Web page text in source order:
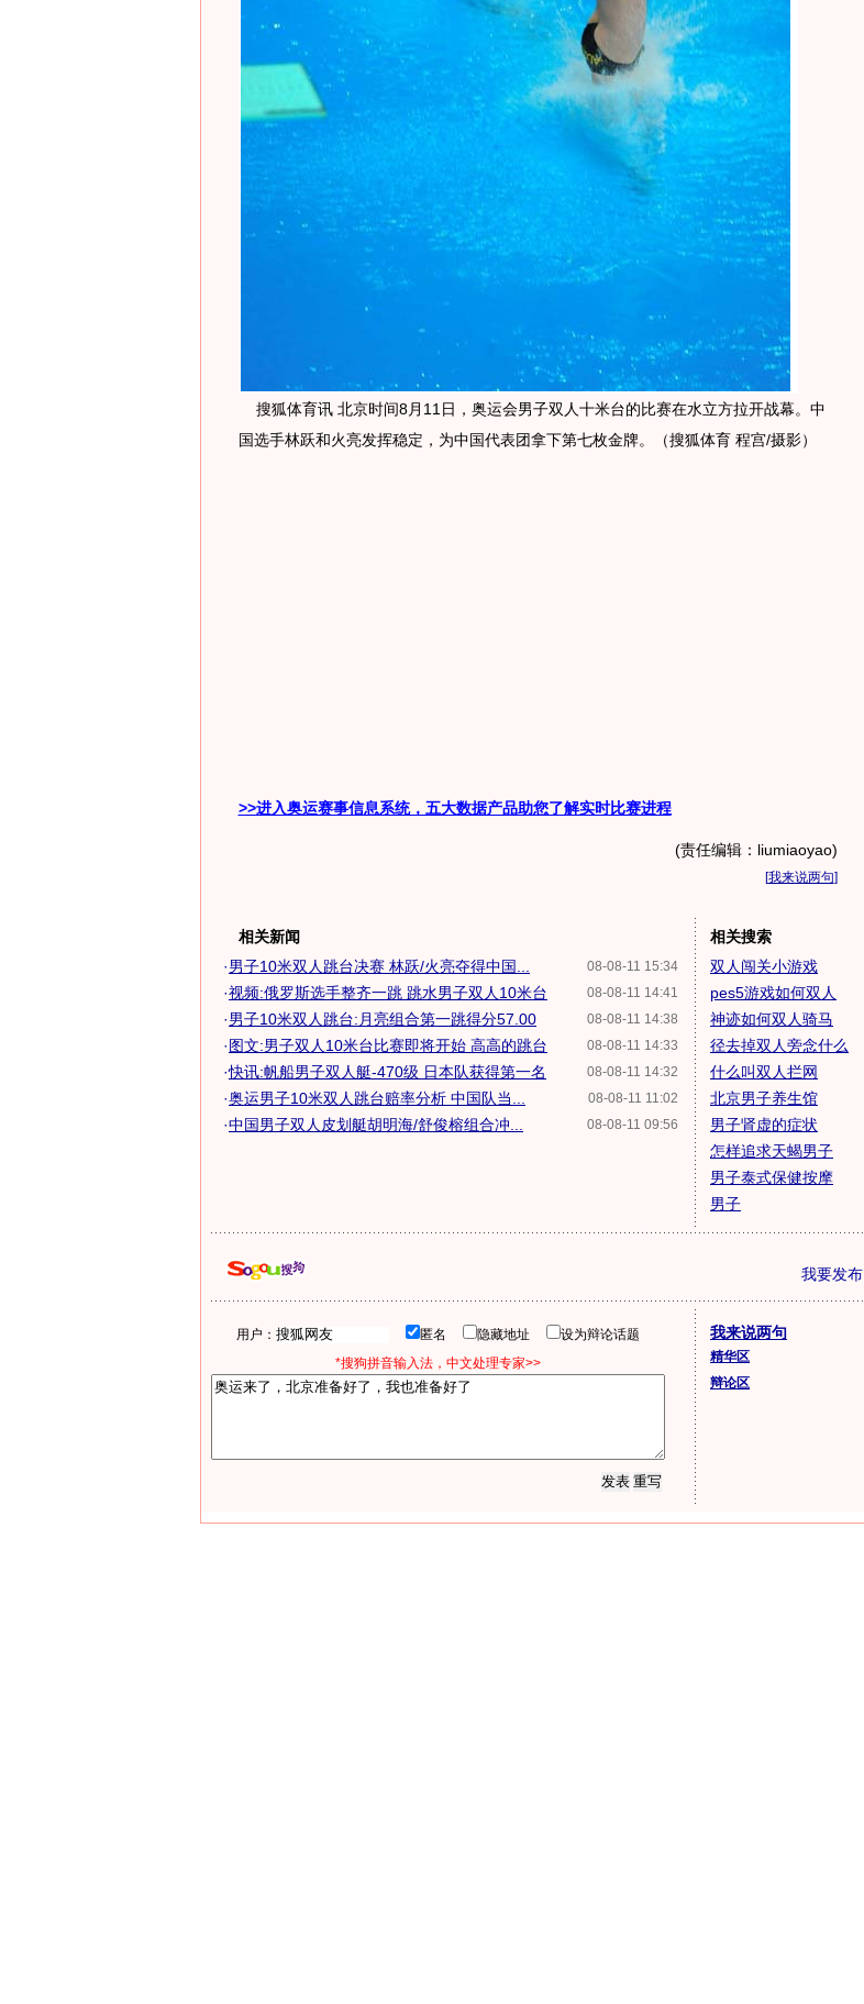
搜狐体育讯 北京时间8月11日，奥运会男子双人十米台的比赛在水立方拉开战幕。中
国选手林跃和火亮发挥稳定，为中国代表团拿下第七枚金牌。（搜狐体育 程宫/摄影）
>>进入奥运赛事信息系统，五大数据产品助您了解实时比赛进程
(责任编辑：liumiaoyao)
[我来说两句]
相关新闻
08-08-11 15:34
·男子10米双人跳台决赛 林跃/火亮夺得中国...
08-08-11 14:41
·视频:俄罗斯选手整齐一跳 跳水男子双人10米台
08-08-11 14:38
·男子10米双人跳台:月亮组合第一跳得分57.00
08-08-11 14:33
·图文:男子双人10米台比赛即将开始 高高的跳台
08-08-11 14:32
·快讯:帆船男子双人艇-470级 日本队获得第一名
08-08-11 11:02
·奥运男子10米双人跳台赔率分析 中国队当...
08-08-11 09:56
·中国男子双人皮划艇胡明海/舒俊榕组合冲...
相关搜索
双人闯关小游戏
pes5游戏如何双人
神迹如何双人骑马
径去掉双人旁念什么
什么叫双人拦网
北京男子养生馆
男子肾虚的症状
怎样追求天蝎男子
男子泰式保健按摩
男子
我要发布
用户： 匿名 隐藏地址
设为辩论话题
*搜狗拼音输入法，中文处理专家>>
我来说两句
精华区
辩论区